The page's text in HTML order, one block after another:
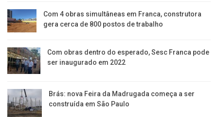
Com 4 obras simultâneas em Franca, construtora
gera cerca de 800 postos de trabalho
Com obras dentro do esperado, Sesc Franca pode
ser inaugurado em 2022
Brás: nova Feira da Madrugada começa a ser
construída em São Paulo